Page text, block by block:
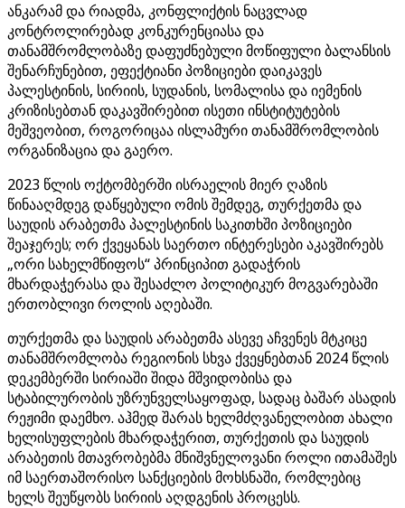
ანკარამ და რიადმა, კონფლიქტის ნაცვლად
კონტროლირებად კონკურენციასა და
თანამშრომლობაზე დაფუძნებული მოწიფული ბალანსის
შენარჩუნებით, ეფექტიანი პოზიციები დაიკავეს
პალესტინის, სირიის, სუდანის, სომალისა და იემენის
კრიზისებთან დაკავშირებით ისეთი ინსტიტუტების
მეშვეობით, როგორიცაა ისლამური თანამშრომლობის
ორგანიზაცია და გაერო.
2023 წლის ოქტომბერში ისრაელის მიერ ღაზის
წინააღმდეგ დაწყებული ომის შემდეგ, თურქეთმა და
საუდის არაბეთმა პალესტინის საკითხში პოზიციები
შეაჯერეს; ორ ქვეყანას საერთო ინტერესები აკავშირებს
„ორი სახელმწიფოს“ პრინციპით გადაჭრის
მხარდაჭერასა და შესაძლო პოლიტიკურ მოგვარებაში
ერთობლივი როლის აღებაში.
თურქეთმა და საუდის არაბეთმა ასევე აჩვენეს მტკიცე
თანამშრომლობა რეგიონის სხვა ქვეყნებთან 2024 წლის
დეკემბერში სირიაში შიდა მშვიდობისა და
სტაბილურობის უზრუნველსაყოფად, სადაც ბაშარ ასადის
რეჟიმი დაემხო. აჰმედ შარას ხელმძღვანელობით ახალი
ხელისუფლების მხარდაჭერით, თურქეთის და საუდის
არაბეთის მთავრობებმა მნიშვნელოვანი როლი ითამაშეს
იმ საერთაშორისო სანქციების მოხსნაში, რომლებიც
ხელს შეუწყობს სირიის აღდგენის პროცესს.